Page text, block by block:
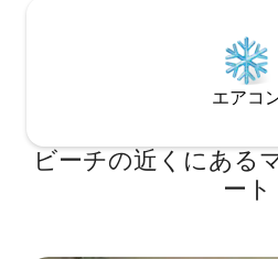
エアコ
ビーチの近くにある
ート